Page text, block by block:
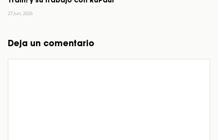
27 Jun, 2026
Deja un comentario